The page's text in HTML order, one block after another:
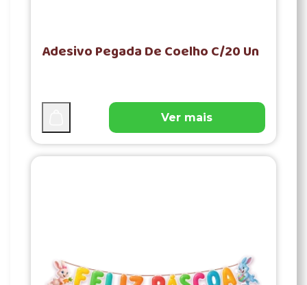
Adesivo Pegada De Coelho C/20 Un
Ver mais